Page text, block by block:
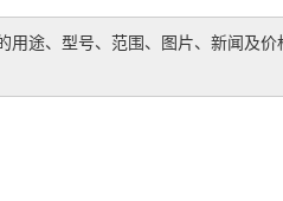
用途、型号、范围、图片、新闻及